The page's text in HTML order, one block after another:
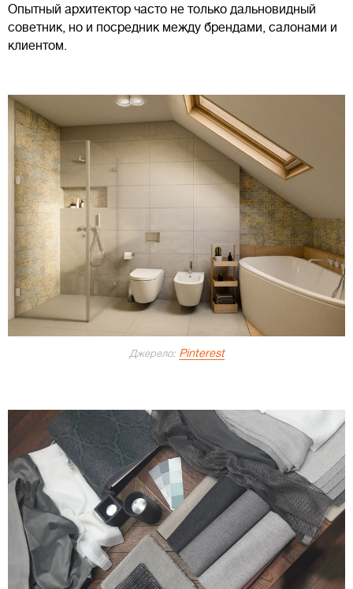
Опытный архитектор часто не только дальновидный
советник, но и посредник между брендами, салонами и
клиентом.
Джерело: Pinterest